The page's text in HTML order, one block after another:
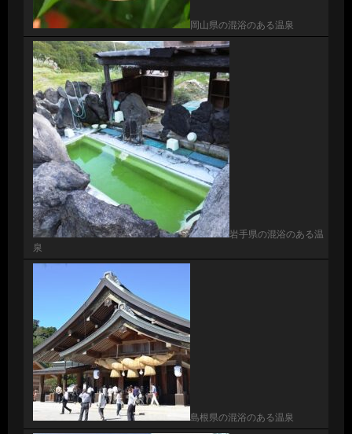
岡山県の混浴のある温泉
岩手県の混浴のある温
泉
島根県の混浴のある温泉